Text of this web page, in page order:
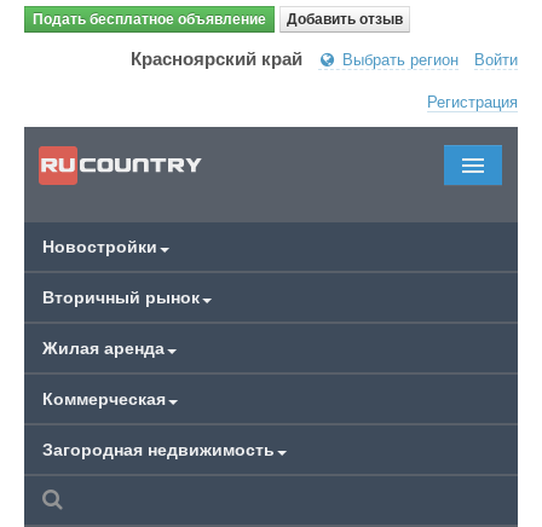
Подать бесплатное объявление Добавить отзыв
Красноярский край Выбрать регион Войти
Регистрация
Новостройки
Вторичный рынок
Жилая аренда
Коммерческая
Загородная недвижимость